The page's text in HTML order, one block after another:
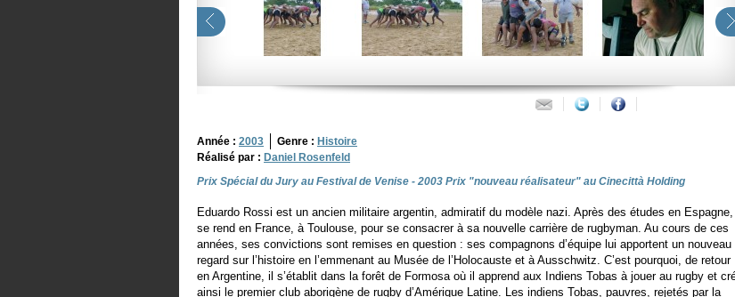
Année : 2003 Genre : Histoire
Réalisé par : Daniel Rosenfeld
Prix Spécial du Jury au Festival de Venise - 2003 Prix "nouveau réalisateur" au Cinecittà Holding
Eduardo Rossi est un ancien militaire argentin, admiratif du modèle nazi. Après des études en Espagne,
se rend en France, à Toulouse, pour se consacrer à sa nouvelle carrière de rugbyman. Au cours de ces
années, ses convictions sont remises en question : ses compagnons d’équipe lui apportent un nouveau
regard sur l’histoire en l’emmenant au Musée de l’Holocauste et à Ausschwitz. C’est pourquoi, de retour
en Argentine, il s’établit dans la forêt de Formosa où il apprend aux Indiens Tobas à jouer au rugby et
ainsi le premier club aborigène de rugby d’Amérique Latine. Les indiens Tobas, pauvres, rejetés par la